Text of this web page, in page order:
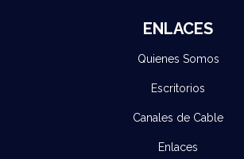
ENLACES
Quienes Somos
Escritorios
Canales de Cable
Enlaces